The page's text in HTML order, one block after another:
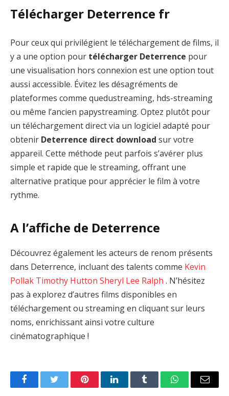
Télécharger Deterrence fr
Pour ceux qui privilégient le téléchargement de films, il
y a une option pour télécharger Deterrence pour
une visualisation hors connexion est une option tout
aussi accessible. Évitez les désagréments de
plateformes comme quedustreaming, hds-streaming
ou même l’ancien papystreaming. Optez plutôt pour
un téléchargement direct via un logiciel adapté pour
obtenir Deterrence direct download sur votre
appareil. Cette méthode peut parfois s’avérer plus
simple et rapide que le streaming, offrant une
alternative pratique pour apprécier le film à votre
rythme.
A l’affiche de Deterrence
Découvrez également les acteurs de renom présents
dans Deterrence, incluant des talents comme Kevin
Pollak Timothy Hutton Sheryl Lee Ralph . N’hésitez
pas à explorez d’autres films disponibles en
téléchargement ou streaming en cliquant sur leurs
noms, enrichissant ainsi votre culture
cinématographique !
FacebookTwitter PinterestLinkedInTumblr WhatsAppEmail